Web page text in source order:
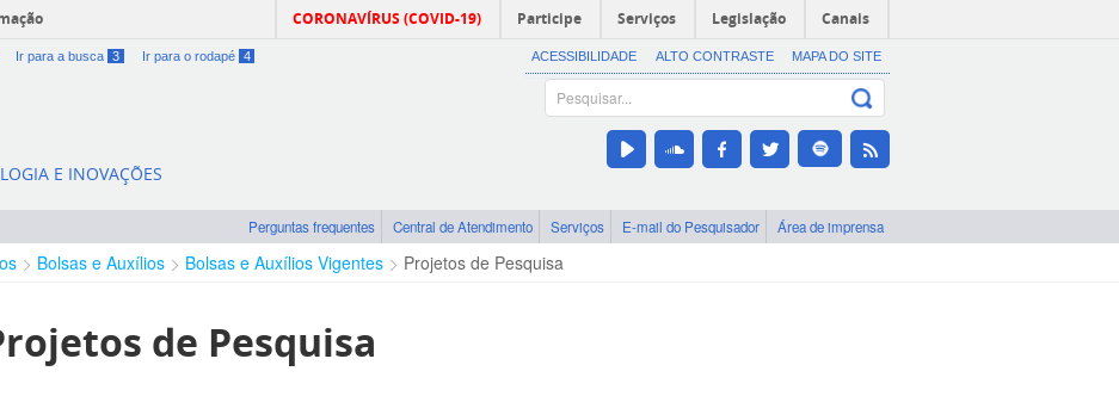
CORONAVÍRUS (COVID-19) Participe Serviços Legislação Canais
Ir para a busca 3 Ir para o rodapé 4 ACESSIBILIDADE ALTO CONTRASTE MAPA DO SITE
E INOVAÇÕES
Perguntas frequentes Central de Atendimento Serviços E-mail do Pesquisador Área de imprensa
Bolsas e Auxílios Bolsas e Auxílios Vigentes Projetos de Pesquisa
de Pesquisa